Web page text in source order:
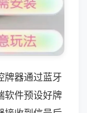
牌器通过蓝牙
软件预设好牌